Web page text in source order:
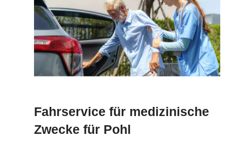
Fahrservice für medizinische
Zwecke für Pohl